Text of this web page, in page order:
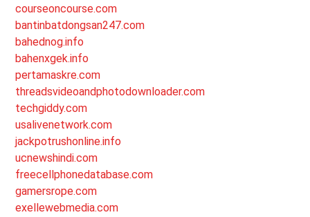
courseoncourse.com
bantinbatdongsan247.com
bahednog.info
bahenxgek.info
pertamaskre.com
threadsvideoandphotodownloader.com
techgiddy.com
usalivenetwork.com
jackpotrushonline.info
ucnewshindi.com
freecellphonedatabase.com
gamersrope.com
exellewebmedia.com